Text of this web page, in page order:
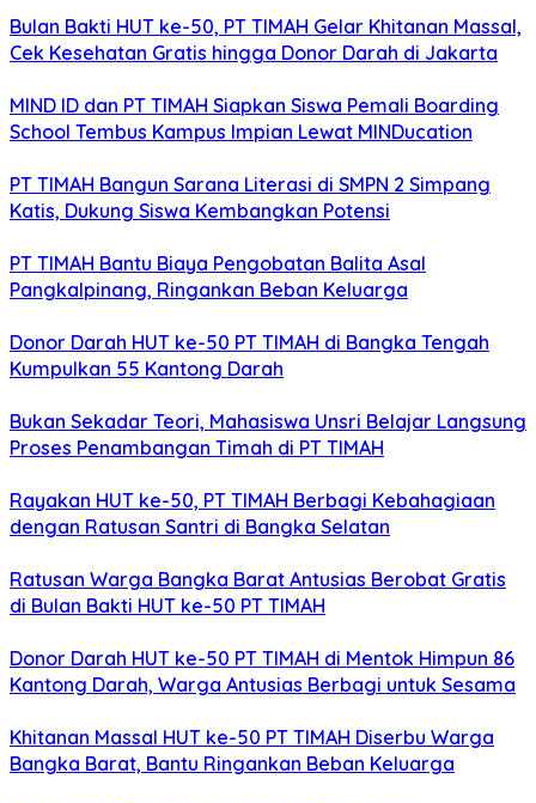
Bulan Bakti HUT ke-50, PT TIMAH Gelar Khitanan Massal,
Cek Kesehatan Gratis hingga Donor Darah di Jakarta
MIND ID dan PT TIMAH Siapkan Siswa Pemali Boarding
School Tembus Kampus Impian Lewat MINDucation
PT TIMAH Bangun Sarana Literasi di SMPN 2 Simpang
Katis, Dukung Siswa Kembangkan Potensi
PT TIMAH Bantu Biaya Pengobatan Balita Asal
Pangkalpinang, Ringankan Beban Keluarga
Donor Darah HUT ke-50 PT TIMAH di Bangka Tengah
Kumpulkan 55 Kantong Darah
Bukan Sekadar Teori, Mahasiswa Unsri Belajar Langsung
Proses Penambangan Timah di PT TIMAH
Rayakan HUT ke-50, PT TIMAH Berbagi Kebahagiaan
dengan Ratusan Santri di Bangka Selatan
Ratusan Warga Bangka Barat Antusias Berobat Gratis
di Bulan Bakti HUT ke-50 PT TIMAH
Donor Darah HUT ke-50 PT TIMAH di Mentok Himpun 86
Kantong Darah, Warga Antusias Berbagi untuk Sesama
Khitanan Massal HUT ke-50 PT TIMAH Diserbu Warga
Bangka Barat, Bantu Ringankan Beban Keluarga